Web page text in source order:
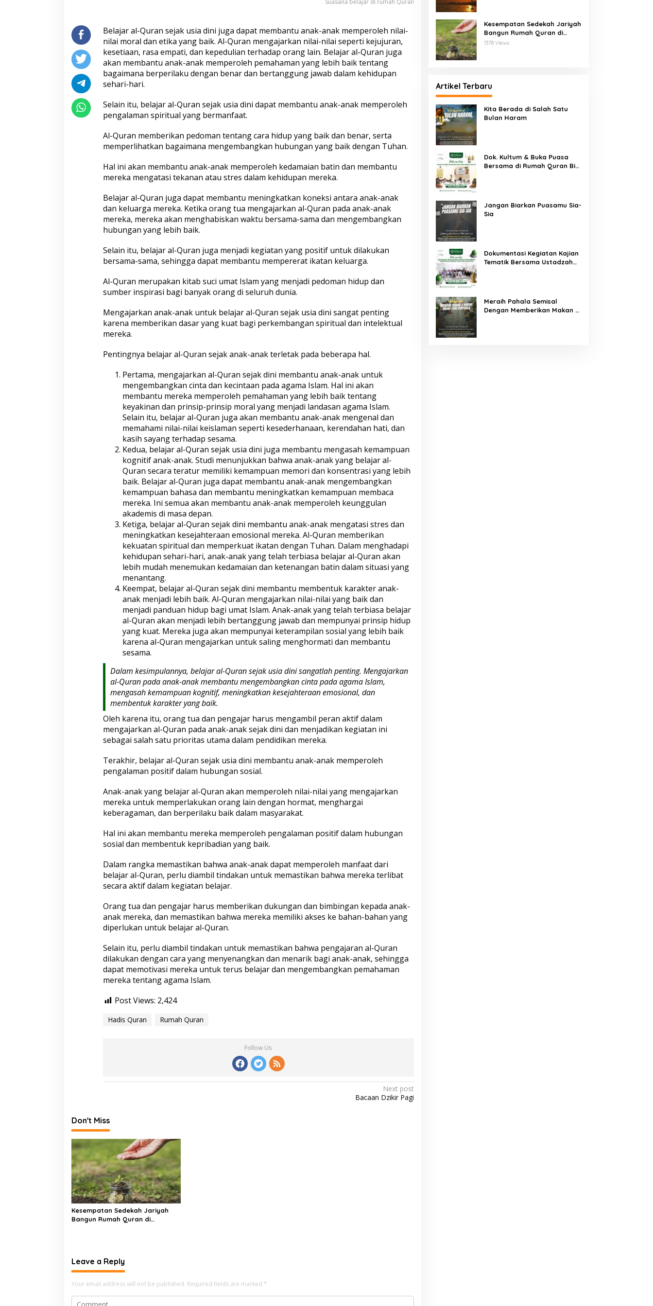
k
Belajar al-Quran sejak usia dini juga dapat membantu anak-anak memperoleh nilai-
nilai moral dan etika yang baik. Al-Quran mengajarkan nilai-nilai seperti kejujuran,
kesetiaan, rasa empati, dan kepedulian terhadap orang lain. Belajar al-Quran juga
akan membantu anak-anak memperoleh pemahaman yang lebih baik tentang
bagaimana berperilaku dengan benar dan bertanggung jawab dalam kehidupan
sehari-hari.
Selain itu, belajar al-Quran sejak usia dini dapat membantu anak-anak memperoleh
pengalaman spiritual yang bermanfaat.
Al-Quran memberikan pedoman tentang cara hidup yang baik dan benar, serta
memperlihatkan bagaimana mengembangkan hubungan yang baik dengan Tuhan.
Hal ini akan membantu anak-anak memperoleh kedamaian batin dan membantu
mereka mengatasi tekanan atau stres dalam kehidupan mereka.
Belajar al-Quran juga dapat membantu meningkatkan koneksi antara anak-anak
dan keluarga mereka. Ketika orang tua mengajarkan al-Quran pada anak-anak
mereka, mereka akan menghabiskan waktu bersama-sama dan mengembangkan
hubungan yang lebih baik.
Selain itu, belajar al-Quran juga menjadi kegiatan yang positif untuk dilakukan
bersama-sama, sehingga dapat membantu mempererat ikatan keluarga.
Al-Quran merupakan kitab suci umat Islam yang menjadi pedoman hidup dan
sumber inspirasi bagi banyak orang di seluruh dunia.
Mengajarkan anak-anak untuk belajar al-Quran sejak usia dini sangat penting
karena memberikan dasar yang kuat bagi perkembangan spiritual dan intelektual
mereka.
Pentingnya belajar al-Quran sejak anak-anak terletak pada beberapa hal.
Pertama, mengajarkan al-Quran sejak dini membantu anak-anak untuk
mengembangkan cinta dan kecintaan pada agama Islam. Hal ini akan
membantu mereka memperoleh pemahaman yang lebih baik tentang
keyakinan dan prinsip-prinsip moral yang menjadi landasan agama Islam.
Selain itu, belajar al-Quran juga akan membantu anak-anak mengenal dan
memahami nilai-nilai keislaman seperti kesederhanaan, kerendahan hati, dan
kasih sayang terhadap sesama.
Kedua, belajar al-Quran sejak usia dini juga membantu mengasah kemampuan
kognitif anak-anak. Studi menunjukkan bahwa anak-anak yang belajar al-
Quran secara teratur memiliki kemampuan memori dan konsentrasi yang lebih
baik. Belajar al-Quran juga dapat membantu anak-anak mengembangkan
kemampuan bahasa dan membantu meningkatkan kemampuan membaca
mereka. Ini semua akan membantu anak-anak memperoleh keunggulan
akademis di masa depan.
Ketiga, belajar al-Quran sejak dini membantu anak-anak mengatasi stres dan
meningkatkan kesejahteraan emosional mereka. Al-Quran memberikan
kekuatan spiritual dan memperkuat ikatan dengan Tuhan. Dalam menghadapi
kehidupan sehari-hari, anak-anak yang telah terbiasa belajar al-Quran akan
lebih mudah menemukan kedamaian dan ketenangan batin dalam situasi yang
menantang.
Keempat, belajar al-Quran sejak dini membantu membentuk karakter anak-
anak menjadi lebih baik. Al-Quran mengajarkan nilai-nilai yang baik dan
menjadi panduan hidup bagi umat Islam. Anak-anak yang telah terbiasa belajar
al-Quran akan menjadi lebih bertanggung jawab dan mempunyai prinsip hidup
yang kuat. Mereka juga akan mempunyai keterampilan sosial yang lebih baik
karena al-Quran mengajarkan untuk saling menghormati dan membantu
sesama.
Dalam kesimpulannya, belajar al-Quran sejak usia dini sangatlah penting. Mengajarkan
al-Quran pada anak-anak membantu mengembangkan cinta pada agama Islam,
mengasah kemampuan kognitif, meningkatkan kesejahteraan emosional, dan
membentuk karakter yang baik.
Oleh karena itu, orang tua dan pengajar harus mengambil peran aktif dalam
mengajarkan al-Quran pada anak-anak sejak dini dan menjadikan kegiatan ini
sebagai salah satu prioritas utama dalam pendidikan mereka.
Terakhir, belajar al-Quran sejak usia dini membantu anak-anak memperoleh
pengalaman positif dalam hubungan sosial.
Anak-anak yang belajar al-Quran akan memperoleh nilai-nilai yang mengajarkan
mereka untuk memperlakukan orang lain dengan hormat, menghargai
keberagaman, dan berperilaku baik dalam masyarakat.
Hal ini akan membantu mereka memperoleh pengalaman positif dalam hubungan
sosial dan membentuk kepribadian yang baik.
Dalam rangka memastikan bahwa anak-anak dapat memperoleh manfaat dari
belajar al-Quran, perlu diambil tindakan untuk memastikan bahwa mereka terlibat
secara aktif dalam kegiatan belajar.
Orang tua dan pengajar harus memberikan dukungan dan bimbingan kepada anak-
anak mereka, dan memastikan bahwa mereka memiliki akses ke bahan-bahan yang
diperlukan untuk belajar al-Quran.
Selain itu, perlu diambil tindakan untuk memastikan bahwa pengajaran al-Quran
dilakukan dengan cara yang menyenangkan dan menarik bagi anak-anak, sehingga
dapat memotivasi mereka untuk terus belajar dan mengembangkan pemahaman
mereka tentang agama Islam.
Post Views: 2,424
Hadis Quran Rumah Quran
Follow Us
s
t
a
v
i
g
a
t
o
n
Next post
Bacaan Dzikir Pagi
Don't Miss
Kesempatan Sedekah Jariyah
Bangun Rumah Quran di
Leave a Reply
Your email address will not be published. Required fields are marked *
Kesempatan Sedekah Jariyah
Bangun Rumah Quran di
Kalimantan
1378 Views
Artikel Terbaru
Kita Berada di Salah Satu
Bulan Haram
Dok. Kultum & Buka Puasa
Bersama di Rumah Quran Bin
Jangan Biarkan Puasamu Sia-
Sia
Dokumentasi Kegiatan Kajian
Tematik Bersama Ustadzah
Meraih Pahala Semisal
Dengan Memberikan Makan &